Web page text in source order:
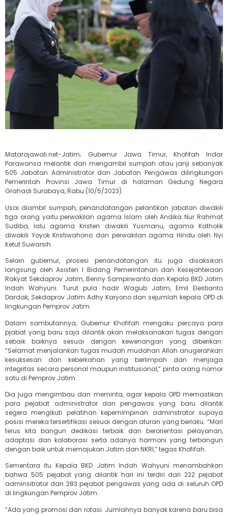
Matarajawali.net-Jatim; Gubernur Jawa Timur, Khofifah Indar
Parawansa melantik dan mengambil sumpah atau janji sebanyak
505 Jabatan Administrator dan Jabatan Pengawas dilingkungan
Pemerintah Provinsi Jawa Timur di halaman Gedung Negara
Grahadi Surabaya, Rabu (10/5/2023).
Usai diambil sumpah, penandatangan pelantikan jabatan diwakili
tiga orang yaitu perwakilan agama Islam oleh Andika Nur Rahmat
Sudiba, lalu agama Kristen diwakili Yusmanu, agama Katholik
diwakili Yoyok Kristiwahono dan perwakilan agama Hindu oleh Nyi
Ketut Suwarsih.
Selain gubernur, prosesi penandatangan itu juga disaksikan
langsung oleh Asisten I Bidang Pemerintahan dan Kesejahteraan
Rakyat Sekdaprov Jatim, Benny Sampirwanto dan Kepala BKD Jatim
Indah Wahyuni. Turut pula hadir Wagub Jatim, Emil Elestianto
Dardak, Sekdaprov Jatim Adhy Karyono dan sejumlah kepala OPD di
lingkungan Pemprov Jatim.
Dalam sambutannya, Gubernur Khofifah mengaku percaya para
pjabat yang baru saja dilantik akan melaksanakan tugas dengan
sebaik baiknya sesuai dengan kewenangan yang diberikan.
“Selamat menjalankan tugas mudah mudahan Allah anugerahkan
kesuksesan dan keberkahan yang berlimpah dan menjaga
integritas secara personal maupun institusional,” pinta orang nomor
satu di Pemprov Jatim.
Dia juga mengimbau dan meminta, agar kepala OPD memastikan
para pejabat administrator dan pengawas yang baru dilantik
segera mengikuti pelatihan kepemimpinan adminstrator supaya
posisi mereka tersertifikasi sesuai dengan aturan yang berlaku. “Mari
terus kita bangun dedikasi terbaik dan berorientasi pelayanan,
adaptasi dan kolaborasi serta adanya harmoni yang terbangun
dengan baik untuk memajukan Jatim dan NKRI,” tegas Khofifah.
Sementara itu Kepala BKD Jatim Indah Wahyuni menambahkan
bahwa 505 pejabat yang dilantik hari ini terdiri dari 222 pejabat
adminsitrator dan 283 pejabat pengawas yang ada di seluruh OPD
di lingkungan Pemprov Jatim.
“Ada yang promosi dan rotasi. Jumlahnya banyak karena baru bisa